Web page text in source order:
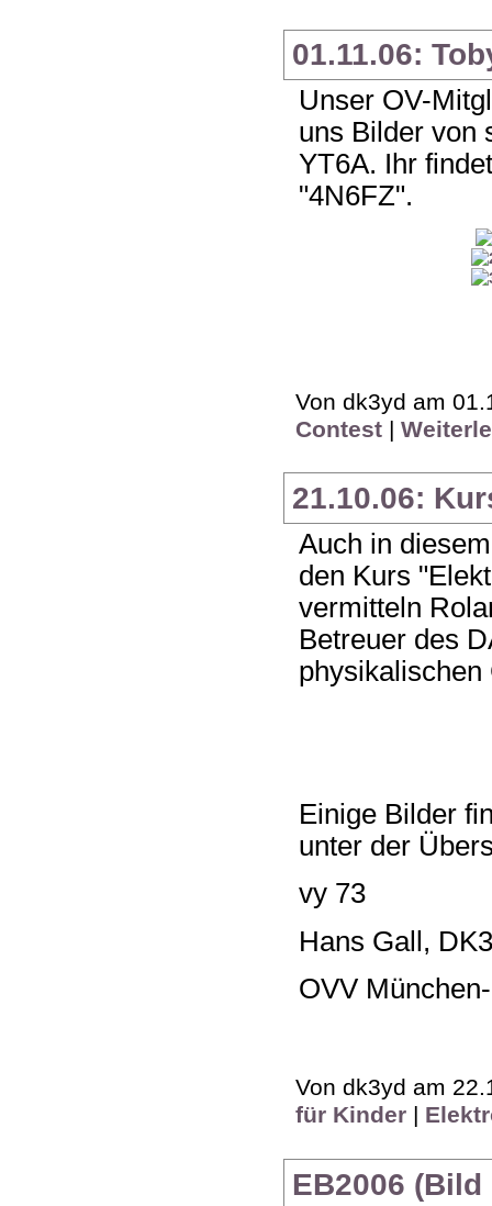
01.11.06:
Unser OV-
uns Bilder von
YT6A. Ihr
"4N6FZ".
Von dk3yd am
Contest |
21.10.06:
Auch in
den Kurs
vermitteln
Betreuer des
physikalischen
Einige Bilder
unter der
vy 73
Hans Gall,
OVV
Von dk3yd am
für Kinder |
EB2006 (Bild